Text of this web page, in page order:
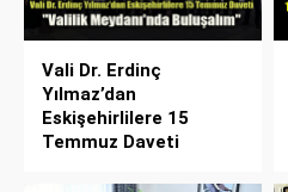
Vali Dr. Erdinç
Yılmaz’dan
Eskişehirlilere 15
Temmuz Daveti